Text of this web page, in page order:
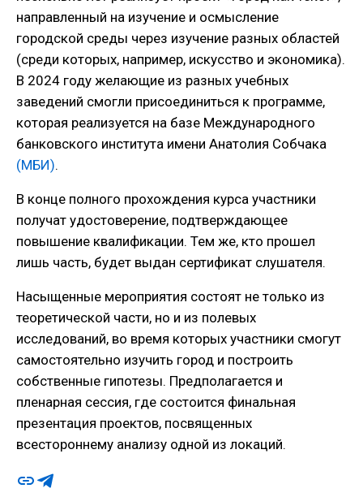
направленный на изучение и осмысление
городской среды через изучение разных областей
(среди которых, например, искусство и экономика).
В 2024 году желающие из разных учебных
заведений смогли присоединиться к программе,
которая реализуется на базе Международного
банковского института имени Анатолия Собчака
(МБИ).
В конце полного прохождения курса участники
получат удостоверение, подтверждающее
повышение квалификации. Тем же, кто прошел
лишь часть, будет выдан сертификат слушателя.
Насыщенные мероприятия состоят не только из
теоретической части, но и из полевых
исследований, во время которых участники смогут
самостоятельно изучить город и построить
собственные гипотезы. Предполагается и
пленарная сессия, где состоится финальная
презентация проектов, посвященных
всестороннему анализу одной из локаций.